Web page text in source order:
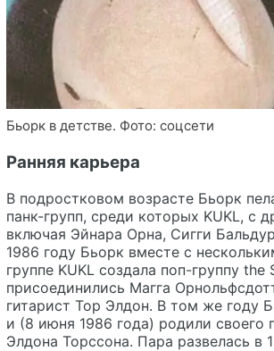
Бьорк в детстве. Фото: соцсети
Ранняя карьера
В подростковом возрасте Бьорк
панк-групп, среди которых KUKL, с
включая Эйнара Орна, Сигги
1986 году Бьорк вместе с
группе KUKL создала поп-группу
присоединились Магга
гитарист Тор Элдон. В том же году
и (8 июня 1986 года) родили своего
Элдона Торссона. Пара развелась в